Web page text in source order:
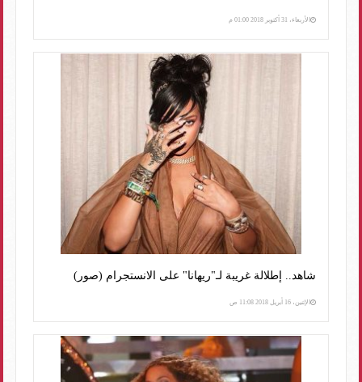
الأربعاء، 31 أكتوبر 2018 01:00 م
شاهد.. إطلالة غريبة لـ"ريهانا" على الانستجرام (صور)
الإثنين، 16 أبريل 2018 11:08 ص